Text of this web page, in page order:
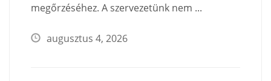
megőrzéséhez. A szervezetünk nem ...
augusztus 4, 2026